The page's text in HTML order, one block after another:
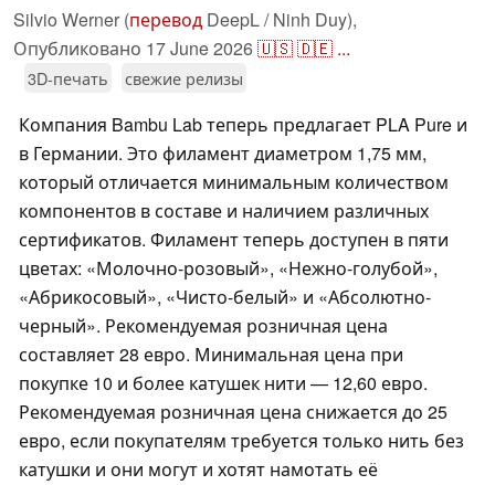
Silvio Werner (перевод DeepL / Ninh Duy),
Опубликовано 17 June 2026🇺🇸🇩🇪 ...
3D-печать свежие релизы
Компания Bambu Lab теперь предлагает PLA Pure и
в Германии. Это филамент диаметром 1,75 мм,
который отличается минимальным количеством
компонентов в составе и наличием различных
сертификатов. Филамент теперь доступен в пяти
цветах: «Молочно-розовый», «Нежно-голубой»,
«Абрикосовый», «Чисто-белый» и «Абсолютно-
черный». Рекомендуемая розничная цена
составляет 28 евро. Минимальная цена при
покупке 10 и более катушек нити — 12,60 евро.
Рекомендуемая розничная цена снижается до 25
евро, если покупателям требуется только нить без
катушки и они могут и хотят намотать её